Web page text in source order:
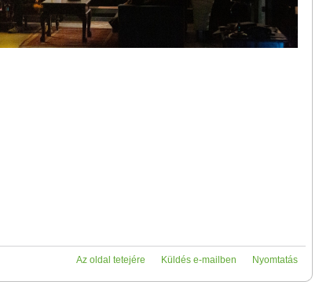
Nyomtatás
Küldés e-mailben
Az oldal tetejére